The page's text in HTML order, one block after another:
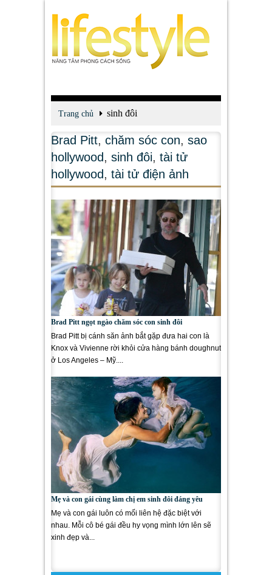
Trang chủ sinh đôi
Brad Pitt, chăm sóc con, sao
hollywood, sinh đôi, tài tử
hollywood, tài tử điện ảnh
Brad Pitt ngọt ngào chăm sóc con sinh đôi
Brad Pitt bị cánh săn ảnh bắt gặp đưa hai con là
Knox và Vivienne rời khỏi cửa hàng bánh doughnut
ở Los Angeles – Mỹ....
Mẹ và con gái cùng làm chị em sinh đôi đáng yêu
Mẹ và con gái luôn có mối liên hệ đặc biệt với
nhau. Mỗi cô bé gái đều hy vọng mình lớn lên sẽ
xinh đẹp và...